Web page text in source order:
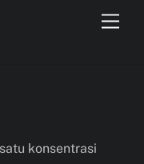
konsentrasi